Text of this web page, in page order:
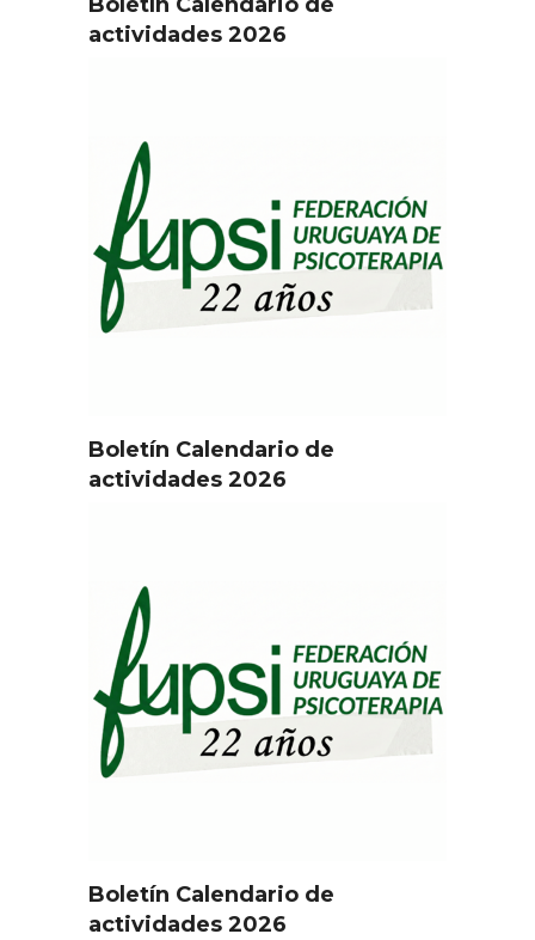
actividades 2026
Boletín Calendario de
actividades 2026
Boletín Calendario de
actividades 2026